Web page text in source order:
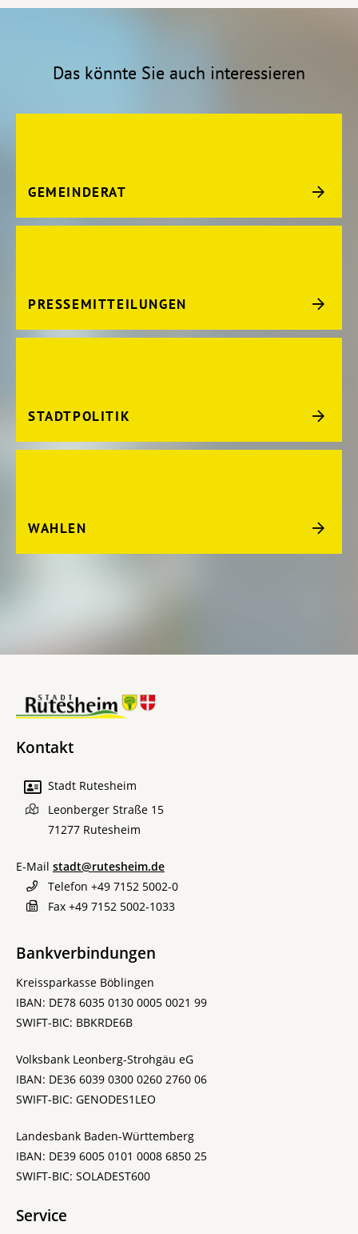
Das könnte Sie auch interessieren
GEMEINDERAT
PRESSEMITTEILUNGEN
STADTPOLITIK
WAHLEN
Kontakt
Stadt Rutesheim
Leonberger Straße 15
71277 Rutesheim
E-Mail stadt@rutesheim.de
Telefon +49 7152 5002-0
Fax +49 7152 5002-1033
Bankverbindungen
Kreissparkasse Böblingen
IBAN: DE78 6035 0130 0005 0021 99
SWIFT-BIC: BBKRDE6B
Volksbank Leonberg-Strohgäu eG
IBAN: DE36 6039 0300 0260 2760 06
SWIFT-BIC: GENODES1LEO
Landesbank Baden-Württemberg
IBAN: DE39 6005 0101 0008 6850 25
SWIFT-BIC: SOLADEST600
Service